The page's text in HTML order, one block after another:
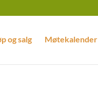
og salg Møtekalender